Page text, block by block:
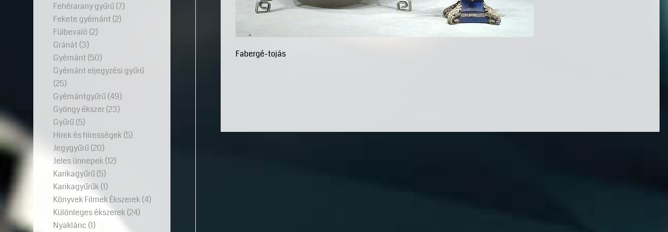
Fabergé-tojás
Fehérarany gyűrű(7)
Fekete gyémánt (2)
Fülbevaló (2)
Gránát (3)
Gyémánt (50)
Gyémánt eljegyzési gyűrű
(25)
Gyémántgyűrű(49)
Gyöngy ékszer(23)
Gyűrű(5)
Hírek és hírességek(5)
Jegygyűrű(20)
Jeles ünnepek(12)
Karikagyűrű(5)
Karikagyűrűk(1)
Könyvek Filmek Ékszerek(4)
Különleges ékszerek(24)
Nyaklánc (1)